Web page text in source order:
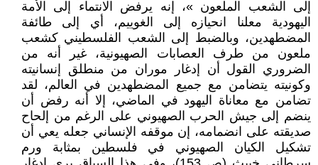
إلى الشعب الملعون »، إنه يرفض الانتماء إلى الأمة
اليهودية معلنا انحيازه إلى الغوييم، أي إلى طائفة
المضطهدين، وبالضبط إلى الشعب الفلسطيني كشعب
ملعون من طرف العصابات الصهيونية، غير أنه من
الضروري القول أن إدغار موران من منطلق إنسانيته
وكونيته يتضامن مع جميع المضطهدين في العالم، لقد
تضامن مع معاناة اليهود في الماضي، إلا أنه رفض أن
ينضم إلى جيش الحرب الصهيوني على الرغم من إلحاح
صديقته على انضمامه، إن موقفه الإنساني جعله يعي أن
تشكيل الكيان الصهيوني في فلسطين بمثابة ورم